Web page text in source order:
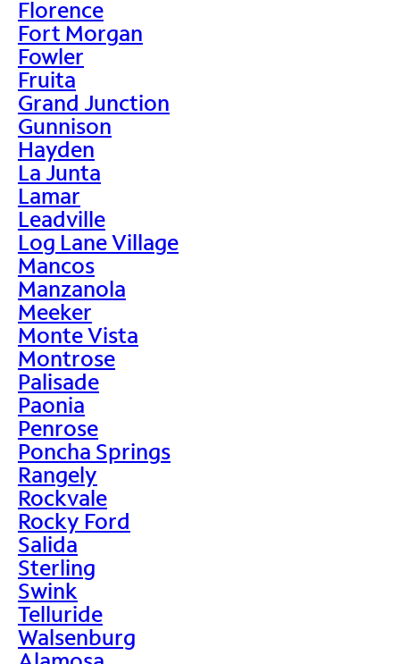
Florence
Fort Morgan
Fowler
Fruita
Grand Junction
Gunnison
Hayden
La Junta
Lamar
Leadville
Log Lane Village
Mancos
Manzanola
Meeker
Monte Vista
Montrose
Palisade
Paonia
Penrose
Poncha Springs
Rangely
Rockvale
Rocky Ford
Salida
Sterling
Swink
Telluride
Walsenburg